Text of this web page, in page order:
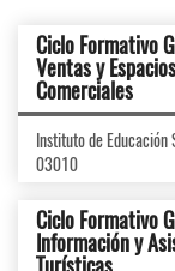
Ciclo Formativo
Ventas y Espacios
Comerciales
Instituto de Educación
03010
Ciclo Formativo
Información y